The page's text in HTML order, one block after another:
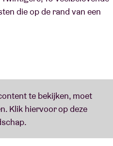
die op de rand van een